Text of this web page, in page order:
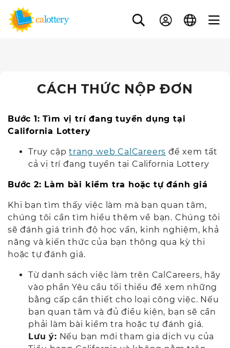
CÁCH THỨC NỘP ĐƠN
Bước 1: Tìm vị trí đang tuyển dụng tại
California Lottery
Truy cậptrang web CalCareers để xem tất
cả vị trí đang tuyển tại California Lottery
Bước 2: Làm bài kiểm tra hoặc tự đánh giá
Khi bạn tìm thấy việc làm mà bạn quan tâm,
chúng tôi cần tìm hiểu thêm về bạn. Chúng tôi
sẽ đánh giá trình độ học vấn, kinh nghiệm, khả
năng và kiến thức của bạn thông qua kỳ thi
hoặc tự đánh giá.
Từ danh sách việc làm trên CalCareers, hãy
vào phần Yêu cầu tối thiểu để xem những
bằng cấp cần thiết cho loại công việc. Nếu
bạn quan tâm và đủ điều kiện, bạn sẽ cần
phải làm bài kiểm tra hoặc tự đánh giá.
Lưu ý: Nếu bạn mới tham gia dịch vụ của